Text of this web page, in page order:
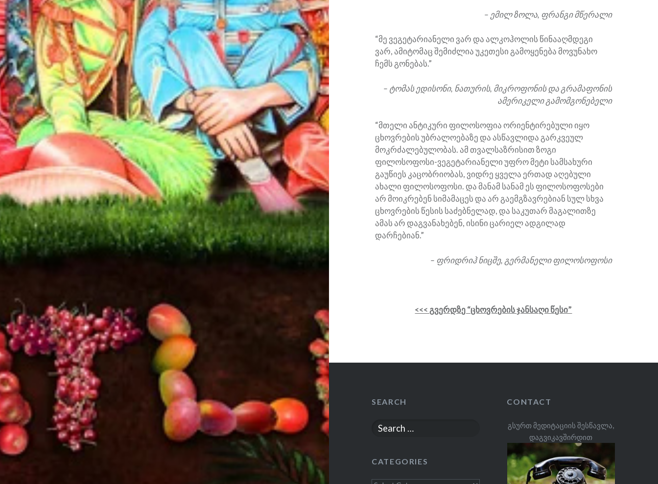
– ემილ ზოლა, ფრანგი მწერალი
“მე ვეგეტარიანელი ვარ და ალკოჰოლის წინააღმდეგი
ვარ, ამიტომაც შემიძლია უკეთესი გამოყენება მოვუნახო
ჩემს გონებას.”
– ტომას ედისონი, ნათურის, მიკროფონის და გრამაფონის
ამერიკელი გამომგონებელი
“მთელი ანტიკური ფილოსოფია ორიენტირებული იყო
ცხოვრების უბრალოებაზე და ასწავლიდა გარკვეულ
მოკრძალებულობას. ამ თვალსაზრისით ზოგი
ფილოსოფოსი-ვეგეტარიანელი უფრო მეტი სამსახური
გაუწიეს კაცობრიობას, ვიდრე ყველა ერთად აღებული
ახალი ფილოსოფოსი. და მანამ სანამ ეს ფილოსოფოსები
არ მოიკრებენ სიმამაცეს და არ გაემგზავრებიან სულ სხვა
ცხოვრების წესის საძებნელად, და საკუთარ მაგალითზე
ამას არ დაგვანახებენ, ისინი ცარიელ ადგილად
დარჩებიან.”
– ფრიდრიჰ ნიცშე, გერმანელი ფილოსოფოსი
<<< გვერდზე “ცხოვრების ჯანსაღი წესი”
SEARCH
Search
CATEGORIES
CONTACT
გსურთ მედიტაციის შესწავლა,
დაგვიკავშირდით